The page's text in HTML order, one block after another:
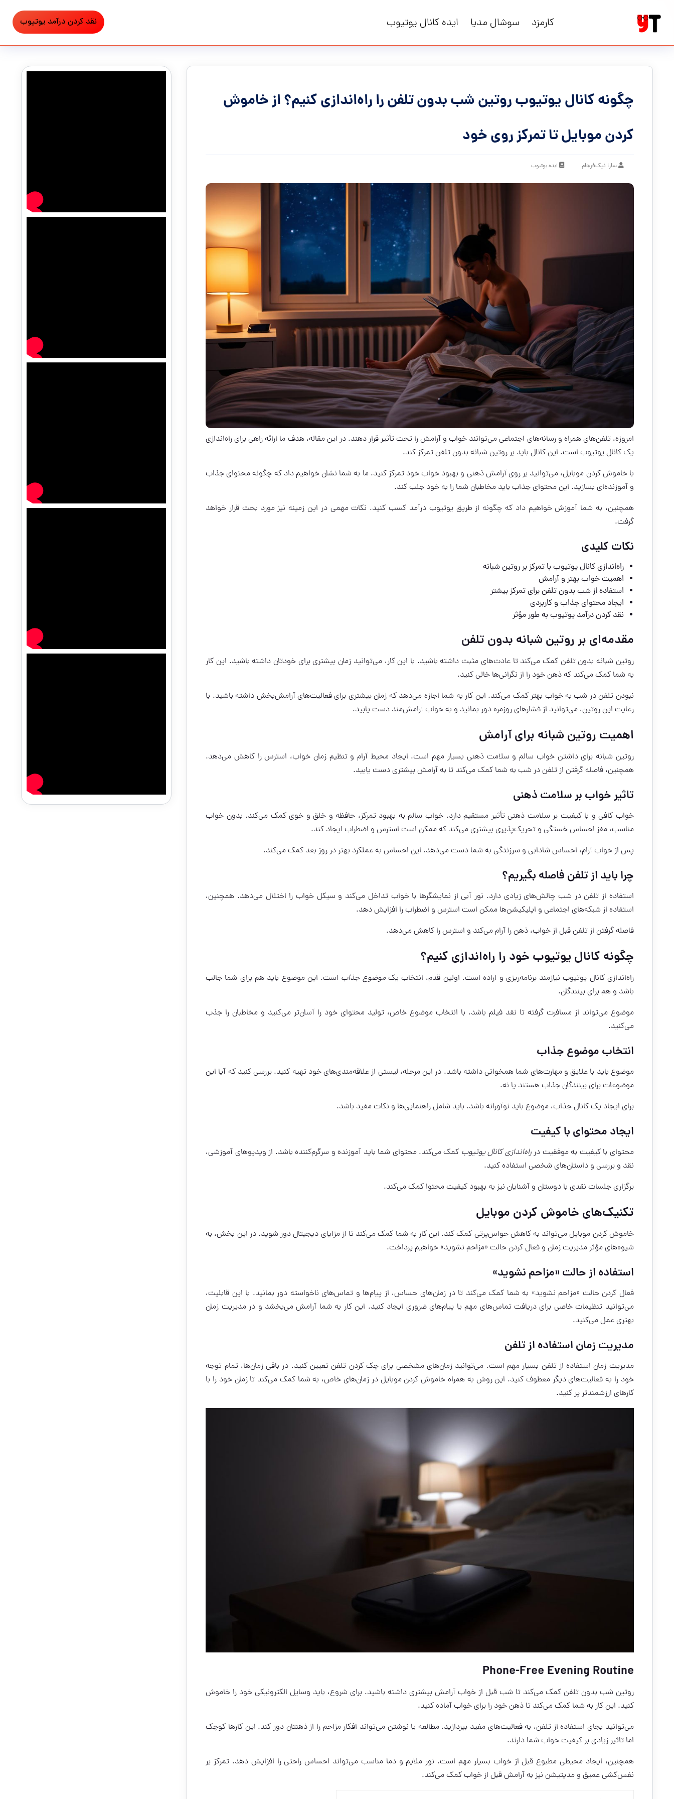
کارمزد سوشال مدیا ایده کانال یوتیوب نقد کردن درآمد یوتیوب
چگونه کانال یوتیوب روتین شب بدون تلفن را راه‌اندازی کنیم؟ از خاموش
کردن موبایل تا تمرکز روی خود
سارا نیک‌فرجام ایده یوتیوب
امروزه، تلفن‌های همراه و رسانه‌های اجتماعی می‌توانند خواب و آرامش را تحت تأثیر قرار دهند. در این مقاله، هدف ما ارائه راهی برای راه‌اندازی
یک کانال یوتیوب است. این کانال باید بر روتین شبانه بدون تلفن تمرکز کند.
با خاموش کردن موبایل، می‌توانید بر روی آرامش ذهنی و بهبود خواب خود تمرکز کنید. ما به شما نشان خواهیم داد که چگونه محتوای جذاب
و آموزنده‌ای بسازید. این محتوای جذاب باید مخاطبان شما را به خود جلب کند.
همچنین، به شما آموزش خواهیم داد که چگونه از طریق یوتیوب درآمد کسب کنید. نکات مهمی در این زمینه نیز مورد بحث قرار خواهد
گرفت.
نکات کلیدی
راه‌اندازی کانال یوتیوب با تمرکز بر روتین شبانه
اهمیت خواب بهتر و آرامش
استفاده از شب بدون تلفن برای تمرکز بیشتر
ایجاد محتوای جذاب و کاربردی
نقد کردن درآمد یوتیوب به طور مؤثر
مقدمه‌ای بر روتین شبانه بدون تلفن
روتین شبانه بدون تلفن کمک می‌کند تا عادت‌های مثبت داشته باشید. با این کار، می‌توانید زمان بیشتری برای خودتان داشته باشید. این کار
به شما کمک می‌کند که ذهن خود را از نگرانی‌ها خالی کنید.
نبودن تلفن در شب به خواب بهتر کمک می‌کند. این کار به شما اجازه می‌دهد که زمان بیشتری برای فعالیت‌های آرامش‌بخش داشته باشید. با
رعایت این روتین، می‌توانید از فشارهای روزمره دور بمانید و به خواب آرامش‌مند دست یابید.
اهمیت روتین شبانه برای آرامش
روتین شبانه برای داشتن خواب سالم و سلامت ذهنی بسیار مهم است. ایجاد محیط آرام و تنظیم زمان خواب، استرس را کاهش می‌دهد.
همچنین، فاصله گرفتن از تلفن در شب به شما کمک می‌کند تا به آرامش بیشتری دست یابید.
تاثیر خواب بر سلامت ذهنی
خواب کافی و با کیفیت بر سلامت ذهنی تأثیر مستقیم دارد. خواب سالم به بهبود تمرکز، حافظه و خلق و خوی کمک می‌کند. بدون خواب
مناسب، مغز احساس خستگی و تحریک‌پذیری بیشتری می‌کند که ممکن است استرس و اضطراب ایجاد کند.
پس از خواب آرام، احساس شادابی و سرزندگی به شما دست می‌دهد. این احساس به عملکرد بهتر در روز بعد کمک می‌کند.
چرا باید از تلفن فاصله بگیریم؟
استفاده از تلفن در شب چالش‌های زیادی دارد. نور آبی از نمایشگرها با خواب تداخل می‌کند و سیکل خواب را اختلال می‌دهد. همچنین،
استفاده از شبکه‌های اجتماعی و اپلیکیشن‌ها ممکن است استرس و اضطراب را افزایش دهد.
فاصله گرفتن از تلفن قبل از خواب، ذهن را آرام می‌کند و استرس را کاهش می‌دهد.
چگونه کانال یوتیوب خود را راه‌اندازی کنیم؟
راه‌اندازی کانال یوتیوب نیازمند برنامه‌ریزی و اراده است. اولین قدم، انتخاب یکموضوع جذاب است. این موضوع باید هم برای شما جالب
باشد و هم برای بینندگان.
موضوع می‌تواند از مسافرت گرفته تا نقد فیلم باشد. با انتخاب موضوع خاص، تولید محتوای خود را آسان‌تر می‌کنید و مخاطبان را جذب
می‌کنید.
انتخاب موضوع جذاب
موضوع باید با علایق و مهارت‌های شما همخوانی داشته باشد. در این مرحله، لیستی از علاقه‌مندی‌های خود تهیه کنید. بررسی کنید که آیا این
موضوعات برای بینندگان جذاب هستند یا نه.
برای ایجاد یک کانال جذاب، موضوع باید نوآورانه باشد. باید شامل راهنمایی‌ها و نکات مفید باشد.
ایجاد محتوای با کیفیت
محتوای با کیفیت به موفقیت درراه‌اندازی کانال یوتیوب کمک می‌کند. محتوای شما باید آموزنده و سرگرم‌کننده باشد. از ویدیوهای آموزشی،
نقد و بررسی و داستان‌های شخصی استفاده کنید.
برگزاری جلسات نقدی با دوستان و آشنایان نیز به بهبود کیفیت محتوا کمک می‌کند.
تکنیک‌های خاموش کردن موبایل
خاموش کردن موبایل می‌تواند به کاهش حواس‌پرتی کمک کند. این کار به شما کمک می‌کند تا از مزایای دیجیتال دور شوید. در این بخش، به
شیوه‌های مؤثر مدیریت زمان و فعال کردن حالت «مزاحم نشوید» خواهیم پرداخت.
استفاده از حالت «مزاحم نشوید»
فعال کردن حالت «مزاحم نشوید» به شما کمک می‌کند تا در زمان‌های حساس، از پیام‌ها و تماس‌های ناخواسته دور بمانید. با این قابلیت،
می‌توانید تنظیمات خاصی برای دریافت تماس‌های مهم یا پیام‌های ضروری ایجاد کنید. این کار به شما آرامش می‌بخشد و در مدیریت زمان
بهتری عمل می‌کنید.
مدیریت زمان استفاده از تلفن
مدیریت زمان استفاده از تلفن بسیار مهم است. می‌توانید زمان‌های مشخصی برای چک کردن تلفن تعیین کنید. در باقی زمان‌ها، تمام توجه
خود را به فعالیت‌های دیگر معطوف کنید. این روش به همراه خاموش کردن موبایل در زمان‌های خاص، به شما کمک می‌کند تا زمان خود را با
کارهای ارزشمندتر پر کنید.
Phone-Free Evening Routine
روتین شب بدون تلفن کمک می‌کند تا شب قبل از خواب آرامش بیشتری داشته باشید. برای شروع، باید وسایل الکترونیکی خود را خاموش
کنید. این کار به شما کمک می‌کند تا ذهن خود را برای خواب آماده کنید.
می‌توانید بجای استفاده از تلفن، به فعالیت‌های مفید بپردازید. مطالعه یا نوشتن می‌تواند افکار مزاحم را از ذهنتان دور کند. این کارها کوچک
اما تاثیر زیادی بر کیفیت خواب شما دارند.
همچنین، ایجاد محیطی مطبوع قبل از خواب بسیار مهم است. نور ملایم و دما مناسب می‌تواند احساس راحتی را افزایش دهد. تمرکز بر
نفس‌کشی عمیق و مدیتیشن نیز به آرامش قبل از خواب کمک می‌کند.